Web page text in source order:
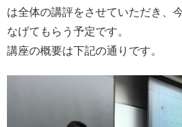
は全体の講評をさせていただき、
なげてもらう予定です。
講座の概要は下記の通りです。